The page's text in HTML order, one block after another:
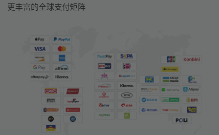
更丰富的全球支付矩阵